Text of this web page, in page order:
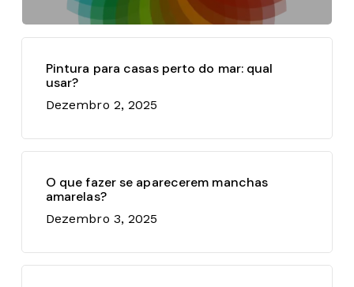
Pintura para casas perto do mar: qual
usar?
Dezembro 2, 2025
O que fazer se aparecerem manchas
amarelas?
Dezembro 3, 2025